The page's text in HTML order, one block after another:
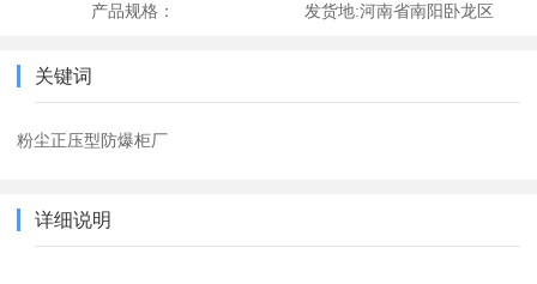
产品规格： 发货地:河南省南阳卧龙区
关键词
粉尘正压型防爆柜厂
详细说明